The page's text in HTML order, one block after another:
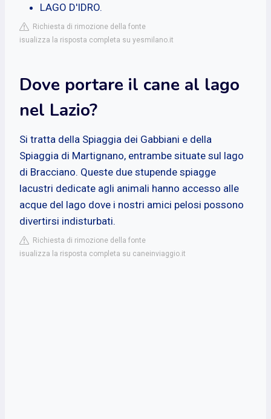
LAGO D'IDRO.
Richiesta di rimozione della fonte
isualizza la risposta completa su yesmilano.it
Dove portare il cane al lago
nel Lazio?
Si tratta della Spiaggia dei Gabbiani e della
Spiaggia di Martignano, entrambe situate sul lago
di Bracciano. Queste due stupende spiagge
lacustri dedicate agli animali hanno accesso alle
acque del lago dove i nostri amici pelosi possono
divertirsi indisturbati.
Richiesta di rimozione della fonte
isualizza la risposta completa su caneinviaggio.it